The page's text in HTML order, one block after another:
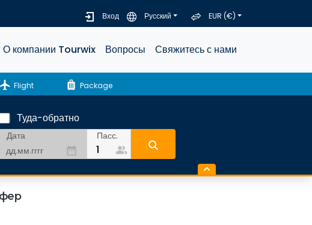
Вход Русский EUR (€)
О компании Tourwix Вопросы Свяжитесь с нами
flight Flight luggage Package
Туда-обратно
Дата
date_range
Пасс.
people_alt